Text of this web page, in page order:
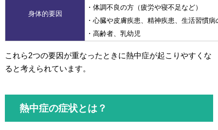
身体的要因
・体調不良の方（疲労や寝不足など）
・心臓や皮膚疾患、精神疾患、生活習慣病
・高齢者、乳幼児
これら2つの要因が重なったときに熱中症が起こりやすくな
ると考えられています。
熱中症の症状とは？